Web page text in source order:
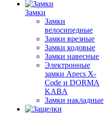
Замки
Замки
велосипедные
Замки врезные
Замки кодовые
Замки навесные
Электронные
замки Apecs X-
Code и DORMA
KABA
Замки накладные